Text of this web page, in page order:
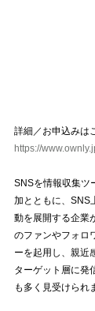
詳細／お申込みは
https://
SNSを情報収集ツ
加とともに、SNS
動を展開する企業
のファンやフォロ
ーを起用し、親近
ターゲット層に発
も多く見受けられ